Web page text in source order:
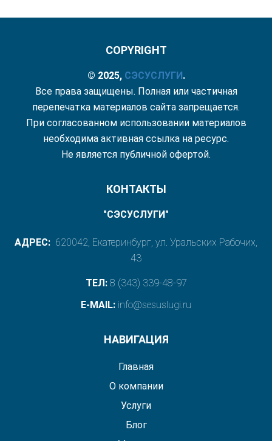
COPYRIGHT
© 2025, СЭСУСЛУГИ.
Все права защищены. Полная или частичная
перепечатка материалов сайта запрещается.
При согласованном использовании материалов
необходима активная ссылка на ресурс.
Не является публичной офертой.
КОНТАКТЫ
"СЭСУСЛУГИ"
АДРЕС: 620042, Екатеринбург, ул. Уральских Рабочих,
43
ТЕЛ: 8 (343) 339-48-97
E-MAIL: info@sesuslugi.ru
НАВИГАЦИЯ
Главная
О компании
Услуги
Блог